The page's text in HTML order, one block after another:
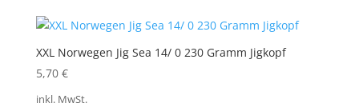
XXL Norwegen Jig Sea 14/ 0 230 Gramm Jigkopf
5,70 €
inkl. MwSt.